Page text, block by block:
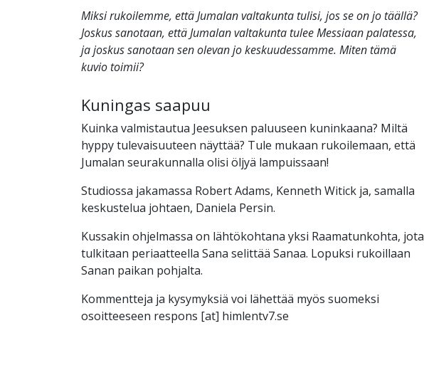
Miksi rukoilemme, että Jumalan valtakunta tulisi, jos se on jo täällä?
Joskus sanotaan, että Jumalan valtakunta tulee Messiaan palatessa,
ja joskus sanotaan sen olevan jo keskuudessamme. Miten tämä
kuvio toimii?
Kuningas saapuu
Kuinka valmistautua Jeesuksen paluuseen kuninkaana? Miltä
hyppy tulevaisuuteen näyttää? Tule mukaan rukoilemaan, että
Jumalan seurakunnalla olisi öljyä lampuissaan!
Studiossa jakamassa Robert Adams, Kenneth Witick ja, samalla
keskustelua johtaen, Daniela Persin.
Kussakin ohjelmassa on lähtökohtana yksi Raamatunkohta, jota
tulkitaan periaatteella Sana selittää Sanaa. Lopuksi rukoillaan
Sanan paikan pohjalta.
Kommentteja ja kysymyksiä voi lähettää myös suomeksi
osoitteeseen respons [at] himlentv7.se